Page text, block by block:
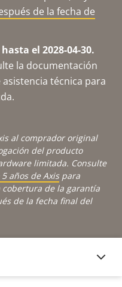
de la fecha de
el 2028-04-30.
la documentación
técnica para
al comprador original
del producto
limitada. Consulte
años de Axispara
de la garantía
de la fecha final del